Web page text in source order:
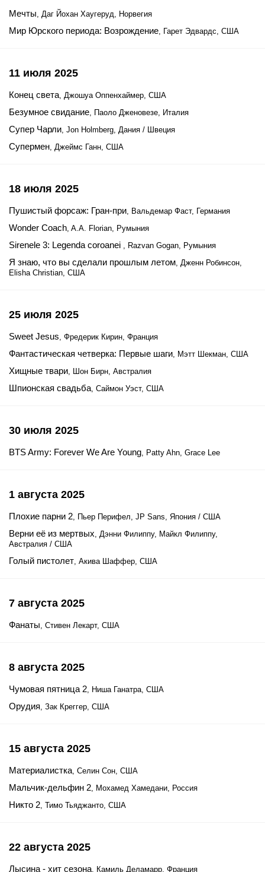
Мечты, Даг Йохан Хаугеруд, Норвегия
Мир Юрского периода: Возрождение, Гарет Эдвардс, США
11 июля 2025
Конец света, Джошуа Оппенхаймер, США
Безумное свидание, Паоло Дженовезе, Италия
Супер Чарли, Jon Holmberg, Дания / Швеция
Супермен, Джеймс Ганн, США
18 июля 2025
Пушистый форсаж: Гран-при, Вальдемар Фаст, Германия
Wonder Coach, A.A. Florian, Румыния
Sirenele 3: Legenda coroanei , Razvan Gogan, Румыния
Я знаю, что вы сделали прошлым летом, Дженн Робинсон,
Elisha Christian, США
25 июля 2025
Sweet Jesus, Фредерик Кирин, Франция
Фантастическая четверка: Первые шаги, Мэтт Шекман, США
Хищные твари, Шон Бирн, Австралия
Шпионская свадьба, Саймон Уэст, США
30 июля 2025
BTS Army: Forever We Are Young, Patty Ahn, Grace Lee
1 августа 2025
Плохие парни 2, Пьер Перифел, JP Sans, Япония / США
Верни её из мертвых, Дэнни Филиппу, Майкл Филиппу,
Австралия / США
Голый пистолет, Акива Шаффер, США
7 августа 2025
Фанаты, Стивен Лекарт, США
8 августа 2025
Чумовая пятница 2, Ниша Ганатра, США
Орудия, Зак Креггер, США
15 августа 2025
Материалистка, Селин Сон, США
Мальчик-дельфин 2, Мохамед Хамедани, Россия
Никто 2, Тимо Тьяджанто, США
22 августа 2025
Лысина - хит сезона, Камиль Деламарр, Франция